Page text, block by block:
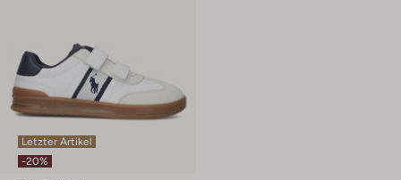
Letzter Artikel
-20%